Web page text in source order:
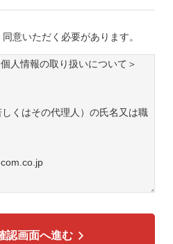
意いただく必要があります。
人情報の取り扱いについて＞
くはその代理人）の氏名又は職
認画面へ進む